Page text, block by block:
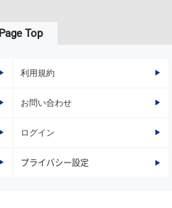
Page Top
利用規約
お問い合わせ
ログイン
プライバシー設定